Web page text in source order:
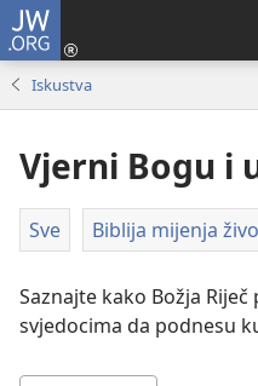
JW.ORG
Iskustva
Vjerni Bogu i
Sve Biblija mijenja
Saznajte kako Božja Riječ
svjedocima da podnesu